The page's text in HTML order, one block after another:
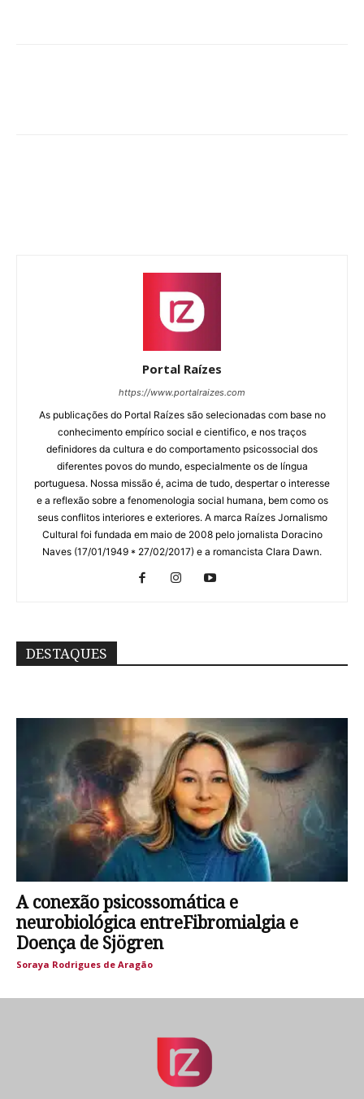
Portal Raízes
https://www.portalraizes.com
As publicações do Portal Raízes são selecionadas com base no
conhecimento empírico social e cientifico, e nos traços
definidores da cultura e do comportamento psicossocial dos
diferentes povos do mundo, especialmente os de língua
portuguesa. Nossa missão é, acima de tudo, despertar o interesse
e a reflexão sobre a fenomenologia social humana, bem como os
seus conflitos interiores e exteriores. A marca Raízes Jornalismo
Cultural foi fundada em maio de 2008 pelo jornalista Doracino
Naves (17/01/1949 * 27/02/2017) e a romancista Clara Dawn.
DESTAQUES
A conexão psicossomática e
neurobiológica entreFibromialgia e
Doença de Sjögren
Soraya Rodrigues de Aragão